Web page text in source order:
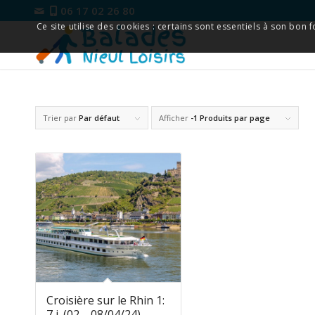
06 17 02 26 80
Trier par Par défaut Afficher -1 Produits par page
Croisière sur le Rhin 1:
Ce site utilise des cookies : certains sont essentiels à son